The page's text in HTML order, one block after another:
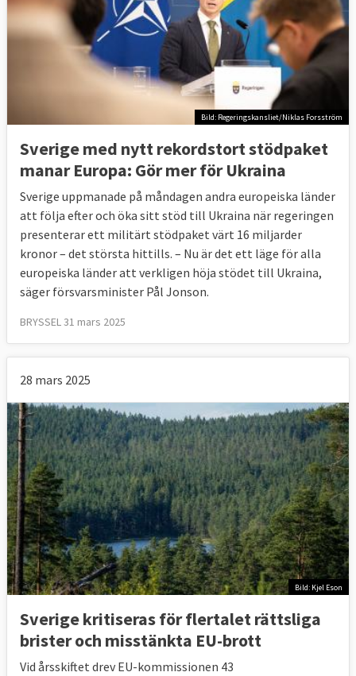
Bild: Regeringskansliet/Niklas Forsström
Sverige med nytt rekordstort stödpaket
manar Europa: Gör mer för Ukraina
Sverige uppmanade på måndagen andra europeiska länder
att följa efter och öka sitt stöd till Ukraina när regeringen
presenterar ett militärt stödpaket värt 16 miljarder
kronor – det största hittills. – Nu är det ett läge för alla
europeiska länder att verkligen höja stödet till Ukraina,
säger försvarsminister Pål Jonson.
BRYSSEL 31 mars 2025
28 mars 2025
Bild: Kjel Eson
Sverige kritiseras för flertalet rättsliga
brister och misstänkta EU-brott
Vid årsskiftet drev EU-kommissionen 43